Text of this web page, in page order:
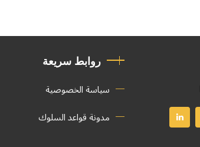
روابط سريعة
سياسة الخصوصية
مدونة قواعد السلوك